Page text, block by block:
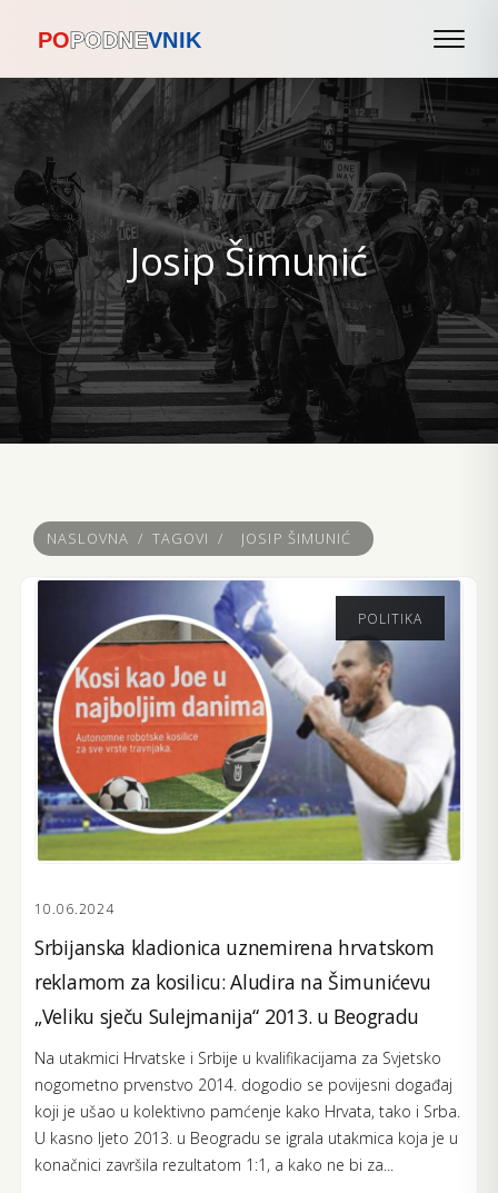
Josip Šimunić
NASLOVNA / TAGOVI / JOSIP ŠIMUNIĆ
POLITIKA
10.06.2024
Srbijanska kladionica uznemirena hrvatskom
reklamom za kosilicu: Aludira na Šimunićevu
„Veliku sječu Sulejmanija“ 2013. u Beogradu
Na utakmici Hrvatske i Srbije u kvalifikacijama za Svjetsko
nogometno prvenstvo 2014. dogodio se povijesni događaj
koji je ušao u kolektivno pamćenje kako Hrvata, tako i Srba.
U kasno ljeto 2013. u Beogradu se igrala utakmica koja je u
konačnici završila rezultatom 1:1, a kako ne bi za...